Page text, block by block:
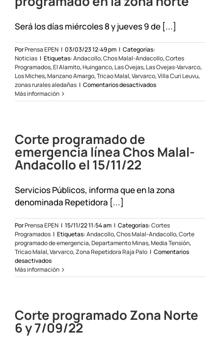
Será los días miércoles 8 y jueves 9 de [...]
PorPrensa EPEN | 03/03/23 12:49 pm | Categorías:
Noticias | Etiquetas:Andacollo,Chos Malal-Andacollo,Cortes
Programados,El Alamito,Huinganco, Las Ovejas, Las Ovejas-Varvarco,
Los Miches,Manzano Amargo,Tricao Malal,Varvarco,Villa Curi Leuvu,
zonas rurales aledañas | Comentarios desactivadosen
realizará
la
zona
Más información
Corte programado de
emergencia línea Chos Malal-
Andacollo el 15/11/22
Servicios Públicos, informa que en la zona
denominada Repetidora [...]
PorPrensa EPEN | 15/11/22 11:54 am | Categorías:Cortes
Programados | Etiquetas:Andacollo,Chos Malal-Andacollo,Corte
programado de emergencia,Departamento Minas,Media Tensión,
Tricao Malal,Varvarco,Zona Repetidora Raja Palo | Comentarios
desactivadosen
Corte
programado
Chos
Malal-
Andacollo
Más información
Corte programado Zona Norte
6 y 7/09/22